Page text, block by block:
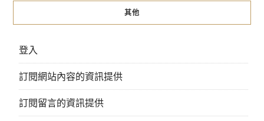
其他
登入
訂閱網站內容的資訊提供
訂閱留言的資訊提供